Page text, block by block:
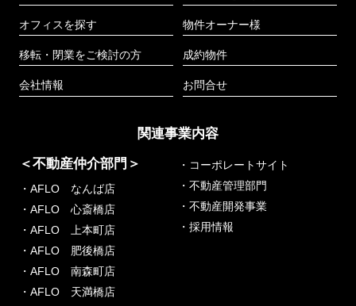
オフィスを探す
移転・閉業をご検討の方
会社情報
物件オーナー様
成約物件
お問合せ
関連事業内容
＜不動産仲介部門＞
・AFLO なんば店
・AFLO 心斎橋店
・AFLO 上本町店
・AFLO 肥後橋店
・AFLO 南森町店
・AFLO 天満橋店
・コーポレートサイト
・不動産管理部門
・不動産開発事業
・採用情報